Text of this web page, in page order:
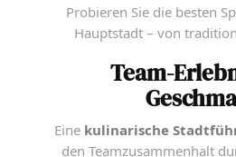
Probieren Sie die besten
Hauptstadt – von
Team-
Eine kulinarische
den Teamzusammenhalt